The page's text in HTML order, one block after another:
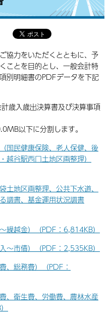
協力をいただくとともに、予
ことを目的とし、一般会計特
別明細書のPDFデータを下記
歳入歳出決算書及び決算事項
以下に分割します。
国民健康保険、老人保健、後
谷駅西口土地区画整理）
地区画整理、公共下水道、
調書、基金運用状況調書
越金）（PDF：6,814KB）
市債）（PDF：2,535KB）
総務費）（PDF：
衛生費、労働費、農林水産